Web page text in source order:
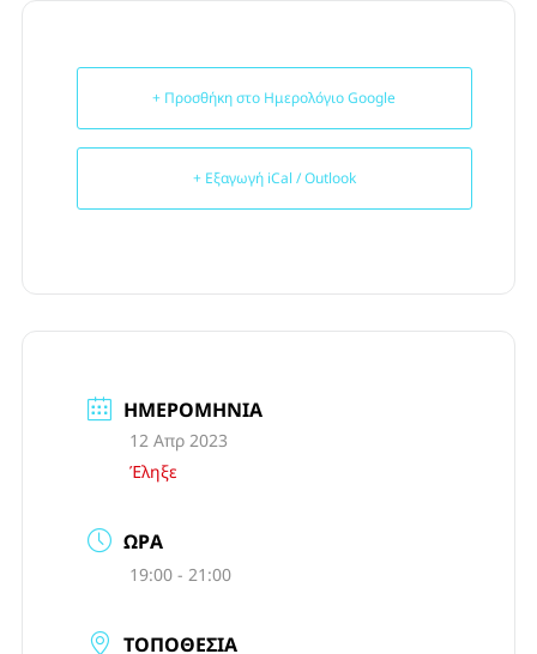
+ Προσθήκη στο Ημερολόγιο Google
+ Εξαγωγή iCal / Outlook
ΗΜΕΡΟΜΗΝΊΑ
12 Απρ 2023
Έληξε
ΏΡΑ
19:00 - 21:00
ΤΟΠΟΘΕΣΊΑ